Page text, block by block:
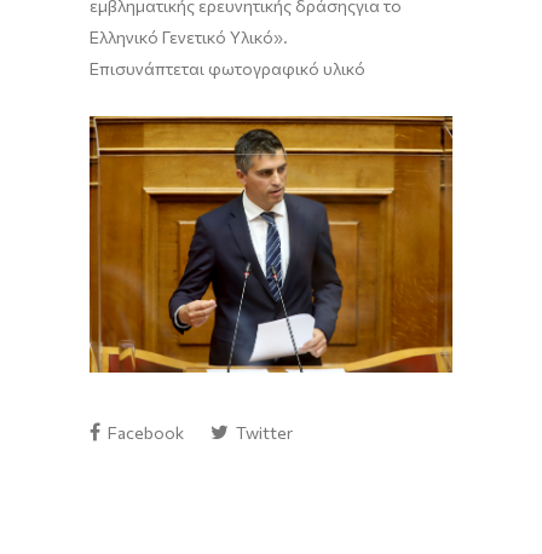
εμβληματικής ερευνητικής δράσηςγια το
Ελληνικό Γενετικό Υλικό».
Επισυνάπτεται φωτογραφικό υλικό
Facebook Twitter